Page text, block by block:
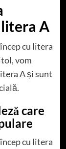
litera A
cu litera
vom
A și sunt
care
cu litera